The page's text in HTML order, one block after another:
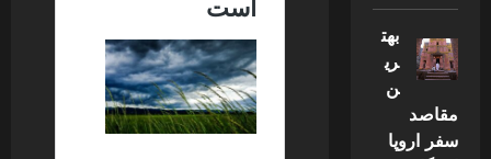
بهت
ری
ن
مقاصد
سفر اروپا